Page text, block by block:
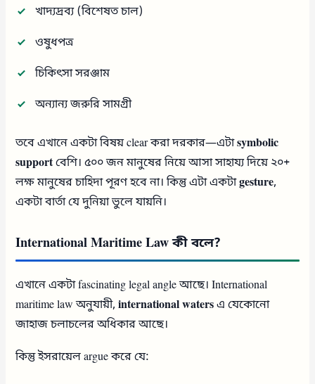
খাদ্যদ্রব্য (বিশেষত চাল)
ওষুধপত্র
চিকিৎসা সরঞ্জাম
অন্যান্য জরুরি সামগ্রী
তবে এখানে একটা বিষয় clear করা দরকার—এটাsymbolic
supportবেশি। ৫০০ জন মানুষের নিয়ে আসা সাহায্য দিয়ে ২০+
লক্ষ মানুষের চাহিদা পূরণ হবে না। কিন্তু এটা একটাgesture,
একটা বার্তা যে দুনিয়া ভুলে যায়নি।
International Maritime Law কী বলে?
এখানে একটা fascinating legal angle আছে। International
maritime law অনুযায়ী,international watersএ যেকোনো
জাহাজ চলাচলের অধিকার আছে।
কিন্তু ইসরায়েল argue করে যে: